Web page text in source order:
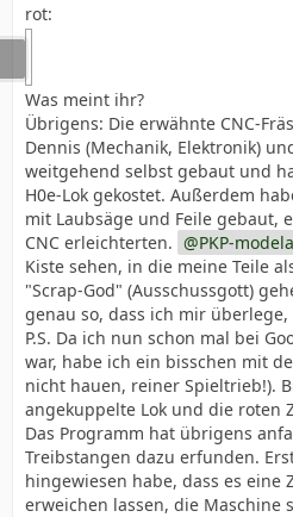
rot:
Was meint ihr?
Übrigens: Die erwähnte CNC-
Dennis (Mechanik, Elektronik)
weitgehend selbst gebaut und
H0e-Lok gekostet. Außerdem
mit Laubsäge und Feile gebaut,
CNC erleichterten.
PKP-
Kiste sehen, in die meine Teile
"Scrap-God" (Ausschussgott)
genau so, dass ich mir
P.S. Da ich nun schon mal bei
war, habe ich ein bisschen mit
nicht hauen, reiner Spieltrieb!).
angekuppelte Lok und die roten
Das Programm hat übrigens
Treibstangen dazu erfunden.
hingewiesen habe, dass es eine
erweichen lassen, die Maschine